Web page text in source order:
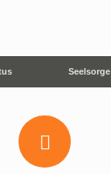
Seelsorge